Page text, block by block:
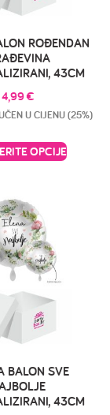
ROĐENDAN
43CM
4,99€
U CIJENU (25%)
OPCIJE
BALON SVE
43CM